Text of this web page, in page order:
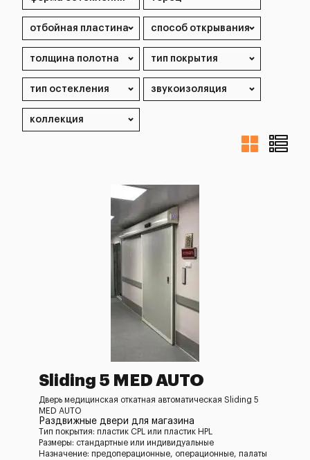
Sliding 5 MED AUTO
Дверь медицинская откатная автоматическая Sliding 5
MED AUTO
Раздвижные двери для магазина
Тип покрытия: пластик CPL или пластик HPL
Размеры: стандартные или индивидуальные
Назначение: предоперационные, операционные, палаты